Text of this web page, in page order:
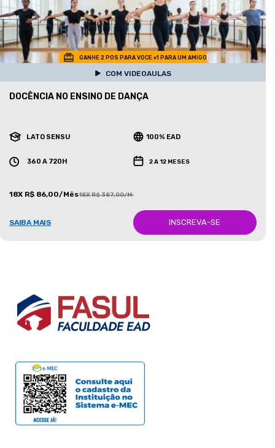
GANHE 2 POS PARA VOCE +1 PARA UM AMIGO
COM VIDEOAULAS
DOCÊNCIA NO ENSINO DE DANÇA
LATO SENSU 100% EAD
360 A 720H 2 A 12 MESES
18X R$ 86,00/Mês18X R$ 387,00/Mês
SAIBA MAIS INSCREVA-SE